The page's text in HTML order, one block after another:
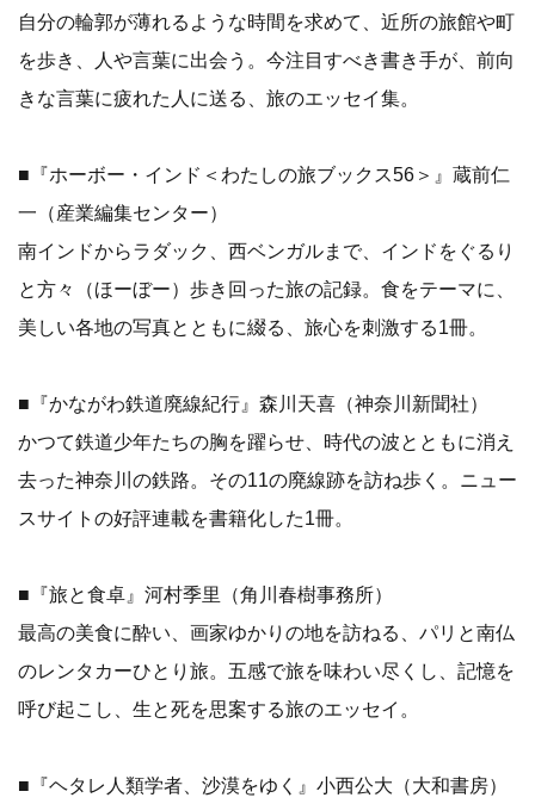
自分の輪郭が薄れるような時間を求めて、近所の旅館や町
を歩き、人や言葉に出会う。今注目すべき書き手が、前向
きな言葉に疲れた人に送る、旅のエッセイ集。
■『ホーボー・インド＜わたしの旅ブックス56＞』蔵前仁
一（産業編集センター）
南インドからラダック、西ベンガルまで、インドをぐるり
と方々（ほーぼー）歩き回った旅の記録。食をテーマに、
美しい各地の写真とともに綴る、旅心を刺激する1冊。
■『かながわ鉄道廃線紀行』森川天喜（神奈川新聞社）
かつて鉄道少年たちの胸を躍らせ、時代の波とともに消え
去った神奈川の鉄路。その11の廃線跡を訪ね歩く。ニュー
スサイトの好評連載を書籍化した1冊。
■『旅と食卓』河村季里（角川春樹事務所）
最高の美食に酔い、画家ゆかりの地を訪ねる、パリと南仏
のレンタカーひとり旅。五感で旅を味わい尽くし、記憶を
呼び起こし、生と死を思案する旅のエッセイ。
■『ヘタレ人類学者、沙漠をゆく』小西公大（大和書房）